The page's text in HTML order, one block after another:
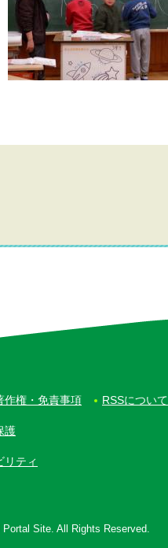
作権・免責事項 RSSについて
護
リティ
Site. All Rights Reserved.